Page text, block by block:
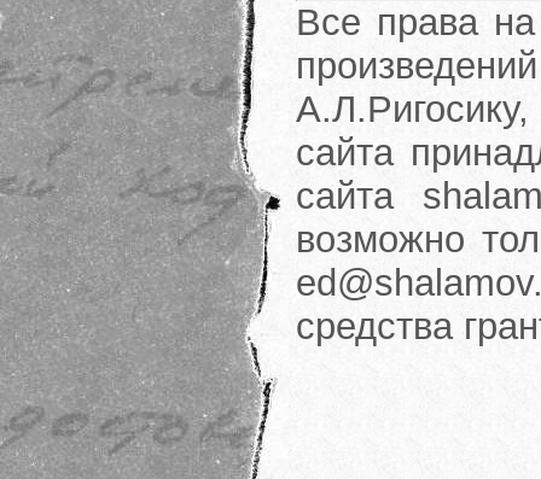
Все права на
сайта
сайта
возможно
средства